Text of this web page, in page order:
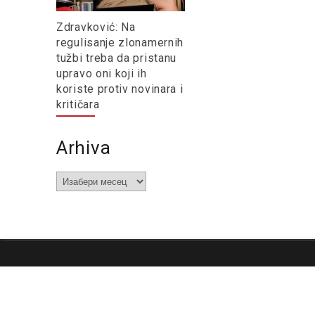
Zdravković: Na
regulisanje zlonamernih
tužbi treba da pristanu
upravo oni koji ih
koriste protiv novinara i
kritičara
Arhiva
Arhiva